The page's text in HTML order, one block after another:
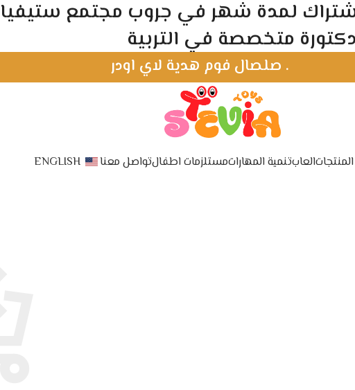
. صلصال فوم هدية لاي اودر
العابتنمية المهاراتمستلزمات اطفالتواصل معنا ENGLISH
واحصل علي اشتراك لمدة شهر في جروب مجتمع
دكتورة متخصصة في التربية